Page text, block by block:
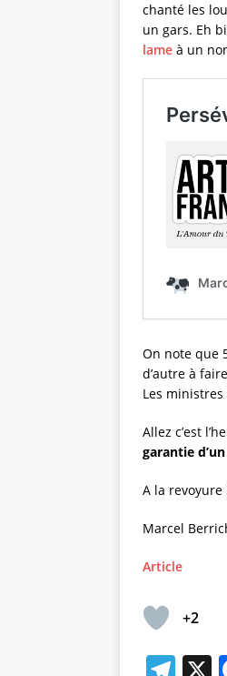
chanté les
un gars. Eh
lame à un
On note que
d’autre à
Les
Allez c’est
garantie
A la revoyure
Marcel
Article
+2